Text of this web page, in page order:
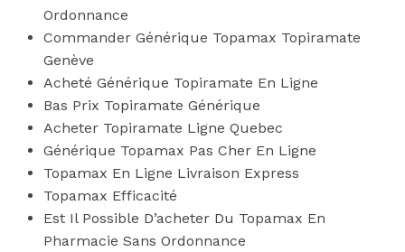
Ordonnance
Commander Générique Topamax Topiramate
Genève
Acheté Générique Topiramate En Ligne
Bas Prix Topiramate Générique
Acheter Topiramate Ligne Quebec
Générique Topamax Pas Cher En Ligne
Topamax En Ligne Livraison Express
Topamax Efficacité
Est Il Possible D’acheter Du Topamax En
Pharmacie Sans Ordonnance